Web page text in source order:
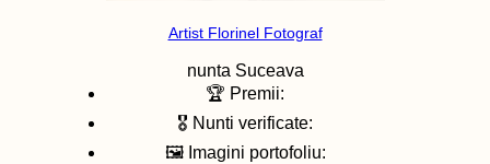
Artist Florinel Fotograf
nunta Suceava
🏆 Premii:
🎖️ Nunti verificate:
🖼️ Imagini portofoliu: